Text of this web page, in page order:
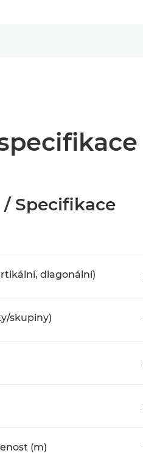
Specifikace
diagonální)
skupiny)
(m)